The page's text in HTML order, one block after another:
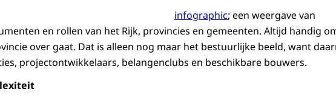
infographic; een weergave van
en rollen van het Rijk, provincies en gemeenten. Altijd handig
over gaat. Dat is alleen nog maar het bestuurlijke beeld, want
projectontwikkelaars, belangenclubs en beschikbare bouwers.